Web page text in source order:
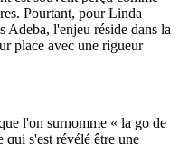
Pourtant, pour Linda
Adeba, l'enjeu réside dans la
place avec une rigueur
l'on surnomme « la go de
s'est révélé être une